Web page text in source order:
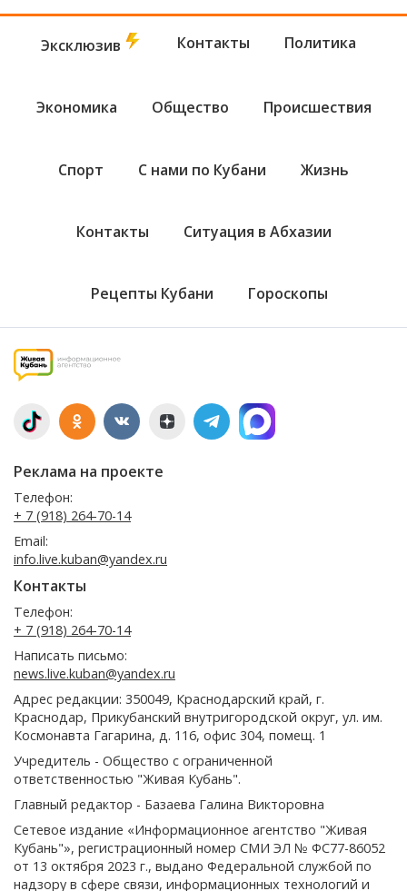
Эксклюзив Контакты Политика
Экономика Общество Происшествия
Спорт С нами по Кубани Жизнь
Контакты Ситуация в Абхазии
Рецепты Кубани Гороскопы
Реклама на проекте
Телефон:
+ 7 (918) 264-70-14
Email:
info.live.kuban@yandex.ru
Контакты
Телефон:
+ 7 (918) 264-70-14
Написать письмо:
news.live.kuban@yandex.ru
Адрес редакции: 350049, Краснодарский край, г.
Краснодар, Прикубанский внутригородской округ, ул. им.
Космонавта Гагарина, д. 116, офис 304, помещ. 1
Учредитель - Общество с ограниченной
ответственностью "Живая Кубань".
Главный редактор - Базаева Галина Викторовна
Сетевое издание «Информационное агентство "Живая
Кубань"», регистрационный номер СМИ ЭЛ № ФС77-86052
от 13 октября 2023 г., выдано Федеральной службой по
надзору в сфере связи, информационных технологий и